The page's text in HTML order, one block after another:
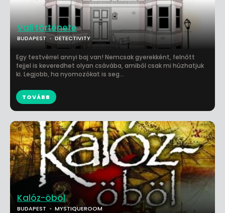
Vali története
BUDAPEST DETECTIVITY
Egy testvérrel annyi baj van! Nemcsak gyerekként, felnőtt
fejjel is keveredhet olyan csávába, amiből csak mi húzhatjuk
ki. Legjobb, ha nyomozókat is seg...
TOVÁBB
Kalóz-öböl
BUDAPEST MYSTIQUEROOM